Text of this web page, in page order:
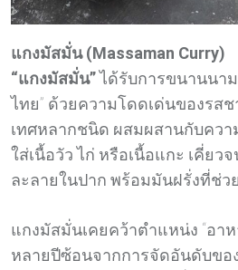
แกงมัสมั่น (Massaman Curry)
“แกงมัสมั่น”ได้รับการขนานนาม
ไทย” ด้วยความโดดเด่นของรส
เทศหลากชนิด ผสมผสานกับคว
ใส่เนื้อวัว ไก่ หรือเนื้อแกะ เคี่ย
ละลายในปาก พร้อมมันฝรั่งที่ช่ว
แกงมัสมั่นเคยคว้าตำแหน่ง “อา
หลายปีซ้อนจากการจัดอันดับของ